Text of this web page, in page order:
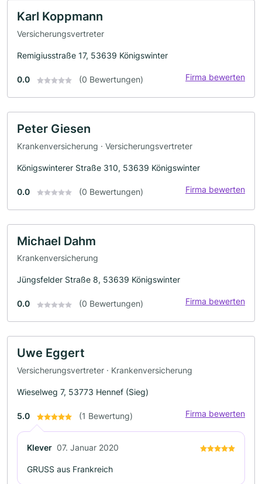
Karl Koppmann
Versicherungsvertreter
Remigiusstraße 17, 53639 Königswinter
0.0 (0 Bewertungen) Firma bewerten
Peter Giesen
Krankenversicherung · Versicherungsvertreter
Königswinterer Straße 310, 53639 Königswinter
0.0 (0 Bewertungen) Firma bewerten
Michael Dahm
Krankenversicherung
Jüngsfelder Straße 8, 53639 Königswinter
0.0 (0 Bewertungen) Firma bewerten
Uwe Eggert
Versicherungsvertreter · Krankenversicherung
Wieselweg 7, 53773 Hennef (Sieg)
5.0 (1 Bewertung) Firma bewerten
Klever 07. Januar 2020
GRUSS aus Frankreich